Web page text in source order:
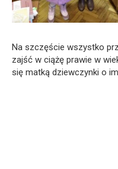
Na szczęście wszystko
zajść w ciążę prawie w
się matką dziewczynki o